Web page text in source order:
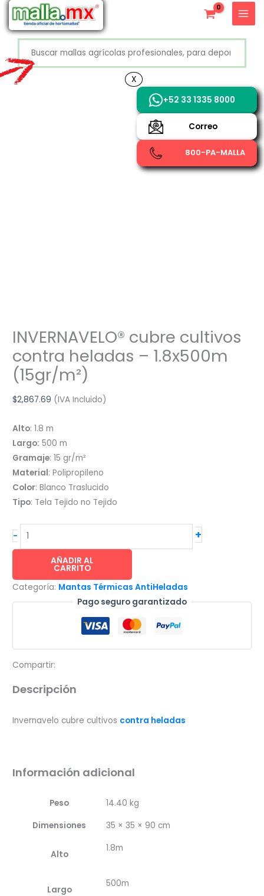
contenido
INVERNAVELO® cubre cultivos
contra heladas – 1.8x500m
(15gr/m²)
$2,867.69 (IVA Incluido)
Alto: 1.8 m
Largo: 500 m
Gramaje: 15 gr/m²
Material: Polipropileno
Color: Blanco Traslucido
Tipo: Tela Tejido no Tejido
-
INVERNAVELO®
heladas
-
cantidad
+
AÑADIR AL
CARRITO
Categoría: Mantas Térmicas AntiHeladas
Pago seguro garantizado
Compartir:
Descripción
Invernavelo cubre cultivos contra heladas
Información adicional
Peso
14.40 kg
Dimensiones
35 × 35 × 90 cm
Alto
1.8m
Largo
500m
X
+52 800 726 2552
+52 33 1335 8000
Correo
800-PA-MALLA
X